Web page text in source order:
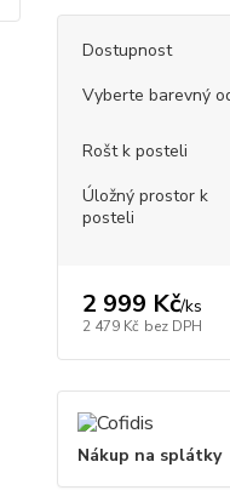
Dostupnost
Vyberte barevný
Rošt k posteli
Úložný prostor k
posteli
2 999 Kč/ks
2 479 Kč bez DPH
Nákup na splátky